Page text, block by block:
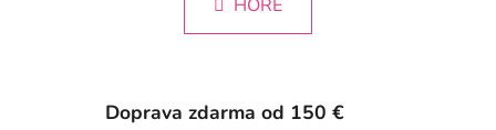
á
d
i
i
HORE
Doprava zdarma od 150 €